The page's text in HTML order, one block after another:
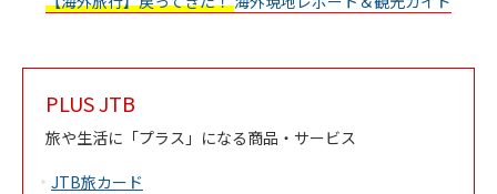
PLUS JTB
旅や生活に「プラス」になる商品・サービス
JTB旅カード